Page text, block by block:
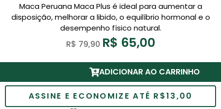
Maca Peruana Maca Plus é ideal para aumentar a
disposição, melhorar a libido, o equilíbrio hormonal e o
desempenho físico natural.
R$ 79,90 R$ 65,00
ADICIONAR AO CARRINHO
ASSINE E ECONOMIZE ATÉ R$13,00